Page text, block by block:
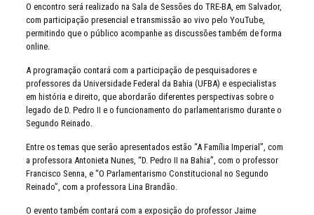
O encontro será realizado na Sala de Sessões do TRE-BA, em Salvador,
com participação presencial e transmissão ao vivo pelo YouTube,
permitindo que o público acompanhe as discussões também de forma
online.
A programação contará com a participação de pesquisadores e
professores da Universidade Federal da Bahia (UFBA) e especialistas
em história e direito, que abordarão diferentes perspectivas sobre o
legado de D. Pedro II e o funcionamento do parlamentarismo durante o
Segundo Reinado.
Entre os temas que serão apresentados estão “A Família Imperial”, com
a professora Antonieta Nunes, “D. Pedro II na Bahia”, com o professor
Francisco Senna, e “O Parlamentarismo Constitucional no Segundo
Reinado”, com a professora Lina Brandão.
O evento também contará com a exposição do professor Jaime